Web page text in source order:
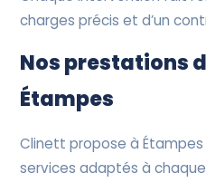
charges précis et d’un
Nos prestations
Étampes
Clinett propose à
services adaptés à